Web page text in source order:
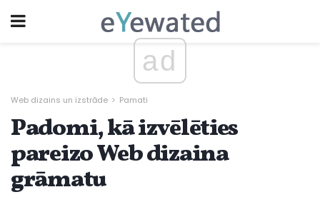
ad
Web dizains un izstrāde Pamati
Padomi, kā izvēlēties
pareizo Web dizaina
grāmatu